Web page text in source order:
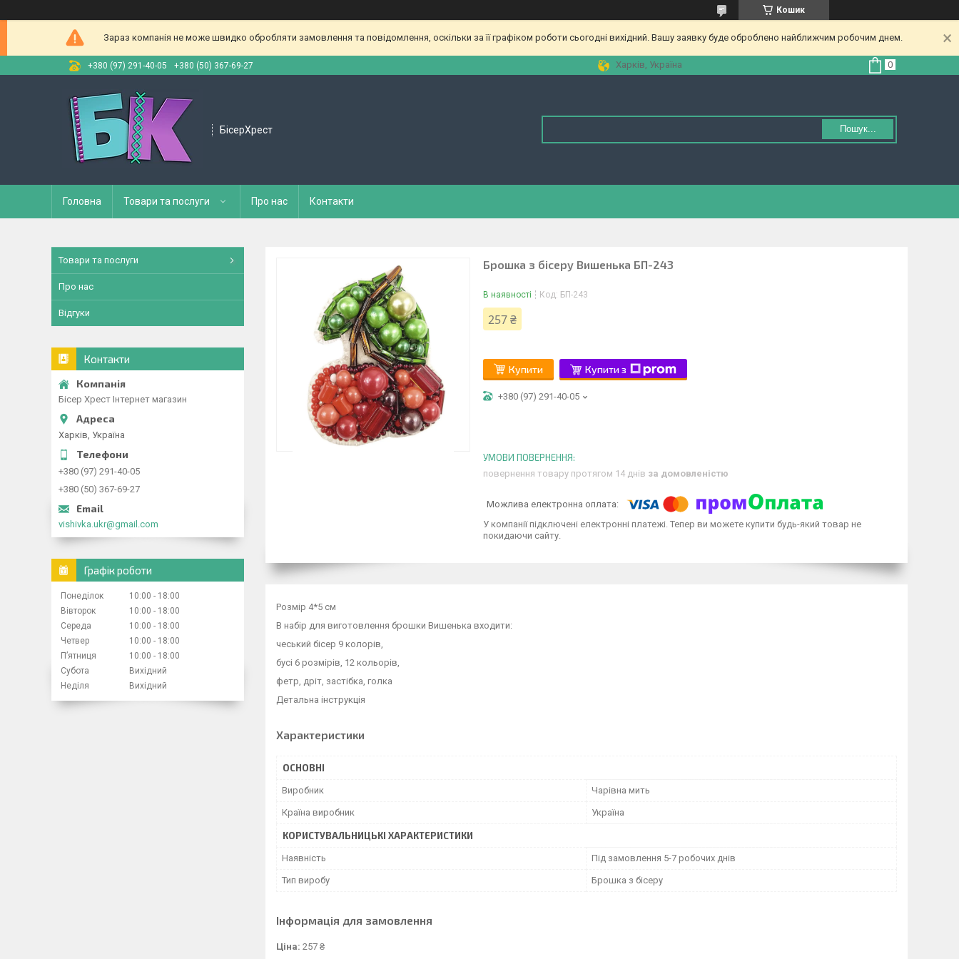
Кошик
Зараз компанія не може швидко обробляти замовлення та повідомлення, оскільки за її графіком роботи сьогодні вихідний. Вашу заявку буде оброблено найближчим робочим днем.
+380 (97) 291-40-05 +380 (50) 367-69-27 Харків, Україна
БісерХрест Пошук...
Головна Товари та послуги Про нас Контакти
Брошка з бісеру Вишенька БП-243
В наявності Код: БП-243
257 ₴
Купити Купити з
+380 (97) 291-40-05
повернення товару протягом 14 днів за домовленістю
У компанії підключені електронні платежі. Тепер ви можете купити будь-який товар не
покидаючи сайту.
Розмір 4*5 см
В набір для виготовлення брошки Вишенька входити:
чеський бісер 9 колорів,
бусі 6 розмірів, 12 кольорів,
фетр, дріт, застібка, голка
Детальна інструкція
Характеристики
ОСНОВНІ
Виробник Чарівна мить
Країна виробник Україна
КОРИСТУВАЛЬНИЦЬКІ ХАРАКТЕРИСТИКИ
Наявність Під замовлення 5-7 робочих днів
Тип виробу Брошка з бісеру
Інформація для замовлення
Ціна: 257 ₴
Товари та послуги
Про нас
Відгуки
Контакти
Бісер Хрест Інтернет магазин
Харків, Україна
+380 (97) 291-40-05
+380 (50) 367-69-27
vishivka.ukr@gmail.com
Графік роботи
Понеділок 10:00
18:00
Вівторок
10:00
18:00
Середа
10:00
18:00
Четвер
10:00
18:00
Пʼятниця
10:00
18:00
Субота
Вихідний
Неділя
Вихідний